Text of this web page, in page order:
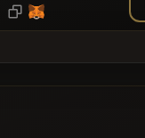
Artikel